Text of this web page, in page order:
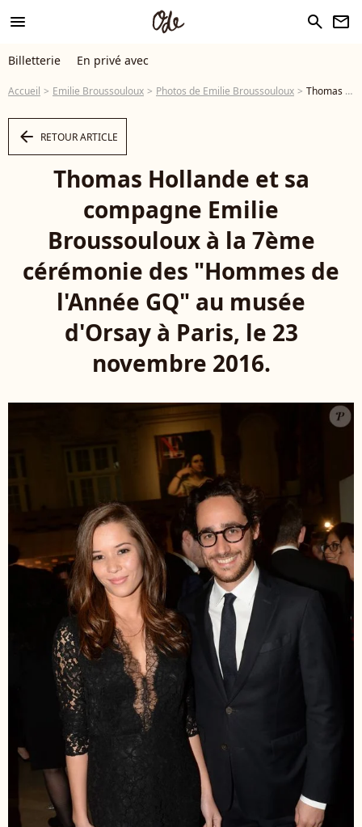
menu search newsletter
Billetterie En privé avec
Accueil Emilie Broussouloux Photos de Emilie Broussouloux Thomas Hollande et sa compagne Emilie Broussouloux à la 7ème cérémonie des "Hommes de l'Année GQ" au musée d'Orsay à Paris, le 23 novembre 2016. © Rachid Bellak/Bestimage - Photo
arrow_left RETOUR ARTICLE
Thomas Hollande et sa
compagne Emilie
Broussouloux à la 7ème
cérémonie des "Hommes de
l'Année GQ" au musée
d'Orsay à Paris, le 23
novembre 2016.